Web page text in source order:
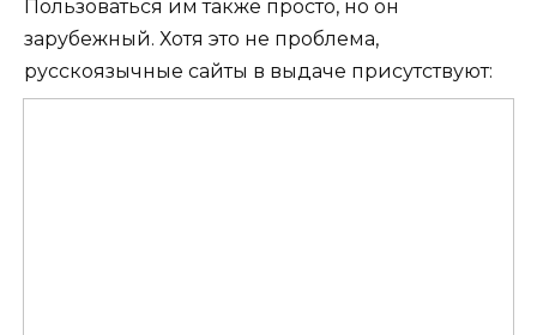
Пользоваться им также просто, но он
зарубежный. Хотя это не проблема,
русскоязычные сайты в выдаче присутствуют: